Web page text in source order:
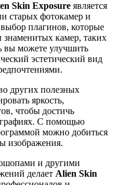
Skin Exposure является
старых фотокамер и
плагинов, которые
знаменитых камер, таких
вы можете улучшить
эстетический вид
других полезных
яркость,
чтобы достичь
С помощью
можно добиться
изображения.
и другими
делает Alien Skin